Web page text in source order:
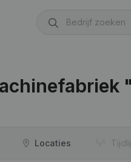
Locaties